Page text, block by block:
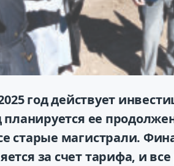
год действует
планируется ее
старые магистрали.
за счет тарифа, и